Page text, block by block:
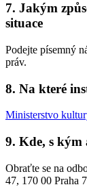
7. Jakým
situace
Podejte písemný
práv.
8. Na které
Ministerstvo
9. Kde, s kým
Obraťte se na
47, 170 00 Praha